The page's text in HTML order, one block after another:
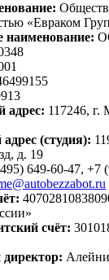
«Евраком
наименование:
адрес: 117246, г.
(студия):
д. 19
649-60-47, +7
счёт: